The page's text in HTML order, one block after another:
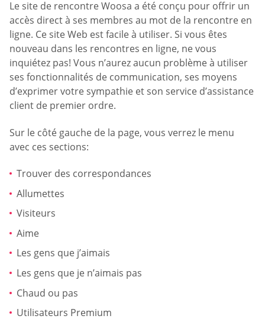
Le site de rencontre Woosa a été conçu pour offrir un
accès direct à ses membres au mot de la rencontre en
ligne. Ce site Web est facile à utiliser. Si vous êtes
nouveau dans les rencontres en ligne, ne vous
inquiétez pas! Vous n’aurez aucun problème à utiliser
ses fonctionnalités de communication, ses moyens
d’exprimer votre sympathie et son service d’assistance
client de premier ordre.
Sur le côté gauche de la page, vous verrez le menu
avec ces sections:
Trouver des correspondances
Allumettes
Visiteurs
Aime
Les gens que j’aimais
Les gens que je n’aimais pas
Chaud ou pas
Utilisateurs Premium